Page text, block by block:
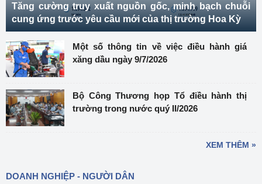
Tăng cường truy xuất nguồn gốc, minh bạch chuỗi
cung ứng trước yêu cầu mới của thị trường Hoa Kỳ
Một số thông tin về việc điều hành giá
xăng dầu ngày 9/7/2026
Bộ Công Thương họp Tổ điều hành thị
trường trong nước quý II/2026
XEM THÊM »
DOANH NGHIỆP - NGƯỜI DÂN